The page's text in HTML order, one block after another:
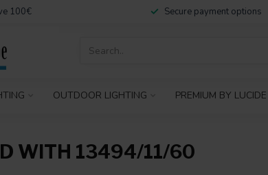
100€ Secure payment options
OUTDOOR LIGHTING PREMIUM BY LUCIDE
WITH 13494/11/60